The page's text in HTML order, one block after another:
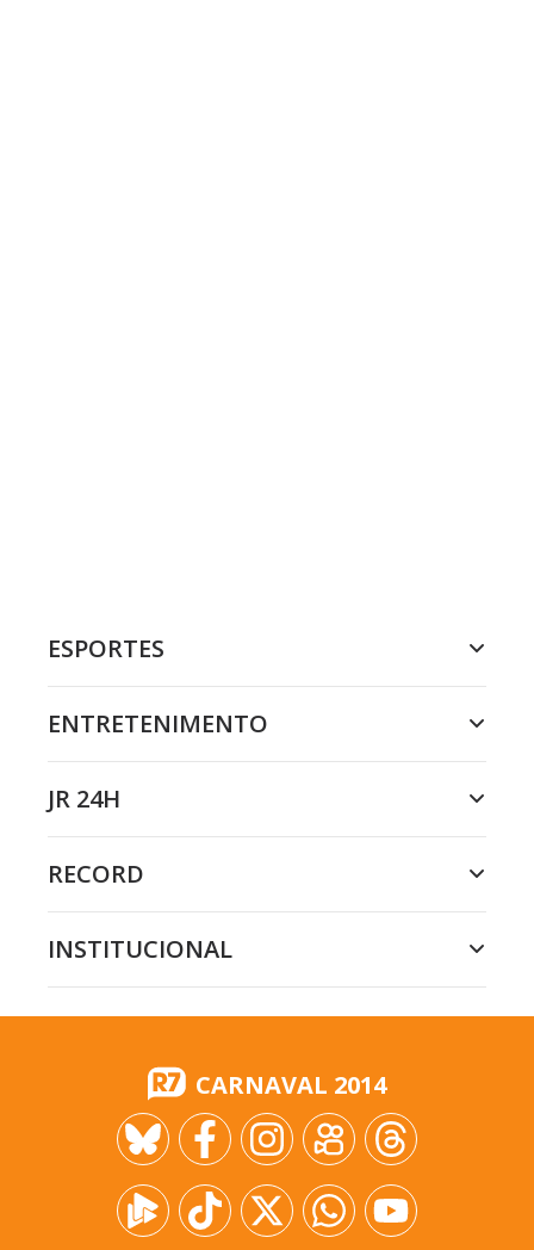
ESPORTES
ENTRETENIMENTO
JR 24H
RECORD
INSTITUCIONAL
CARNAVAL 2014